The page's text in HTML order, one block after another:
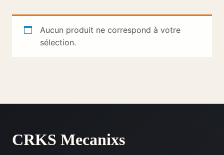
Aucun produit ne correspond à votre
sélection.
CRKS Mecanixs